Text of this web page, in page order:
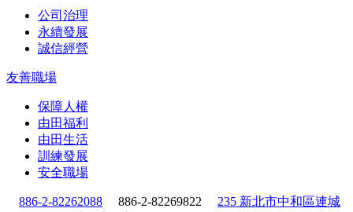
公司治理
永續發展
誠信經營
友善職場
保障人權
由田福利
由田生活
訓練發展
安全職場
886-2-82262088 886-2-82269822
235 新北市中和區連城